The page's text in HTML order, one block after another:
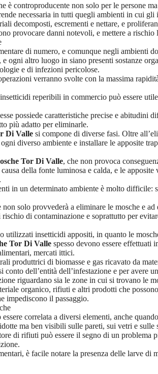
è controproducente non solo per le persone
necessaria in tutti quegli ambienti in cui
decomposti, escrementi e nettare, e
provocare danni notevoli, e mettere a rischio
di numero, e comunque negli
ogni altro luogo in siano presenti sostanze
e di infezioni pericolose.
verranno svolte con la massima
reperibili in commercio può essere
possiede caratteristiche precise e abitudini
più adatto per eliminarle.
Di Valle si compone di diverse fasi. Oltre
diverso ambiente e installare le apposite
Tor Di Valle, che non provoca
della fonte luminosa e calda, e le
in un determinato ambiente è molto
solo provvederà a eliminare le mosche e
di contaminazione e soprattutto per
utilizzati insetticidi appositi, in quanto le
Tor Di Valle spesso devono essere
mercati ittici.
produttrici di biomasse e gas ricavato da
conto dell’entità dell’infestazione e per avere
riguardano sia le zone in cui si trovano le
organico, rifiuti e altri prodotti che
impediscono il passaggio.
correlata a diversi elementi, anche
ma ben visibili sulle pareti, sui vetri e
di rifiuti può essere il segno di un
è facile notare la presenza delle larve di